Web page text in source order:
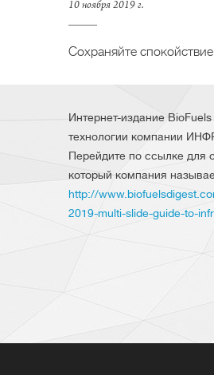
10 ноября 2019 г.
Сохраняйте
Интернет-издание
технологии компании
Перейдите по ссылке для
который компания
http://
2019-multi-slide-guide-to-